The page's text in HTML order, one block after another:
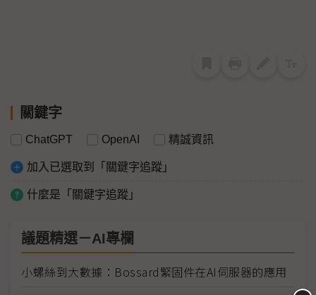
關鍵字
ChatGPT OpenAI 精誠資訊
加入已選取到「關鍵字追蹤」
什麼是「關鍵字追蹤」
議題精選－AI專欄
小螺絲到大數據：Bossard緊固件在AI伺服器的應用